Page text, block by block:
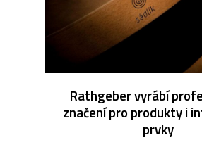
Rathgeber vyrábí
značení pro produkty i
prvky